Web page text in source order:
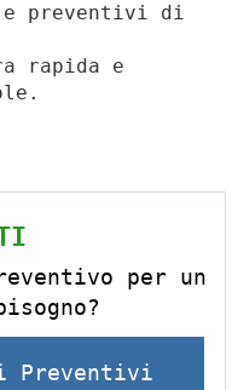
preventivi di
rapida e
per un
Preventivi